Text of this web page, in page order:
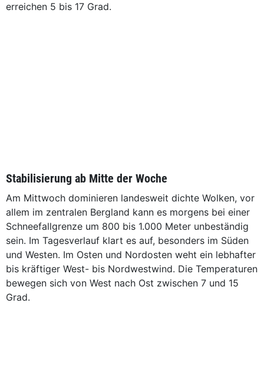
erreichen 5 bis 17 Grad.
Stabilisierung ab Mitte der Woche
Am Mittwoch dominieren landesweit dichte Wolken, vor
allem im zentralen Bergland kann es morgens bei einer
Schneefallgrenze um 800 bis 1.000 Meter unbeständig
sein. Im Tagesverlauf klart es auf, besonders im Süden
und Westen. Im Osten und Nordosten weht ein lebhafter
bis kräftiger West- bis Nordwestwind. Die Temperaturen
bewegen sich von West nach Ost zwischen 7 und 15
Grad.